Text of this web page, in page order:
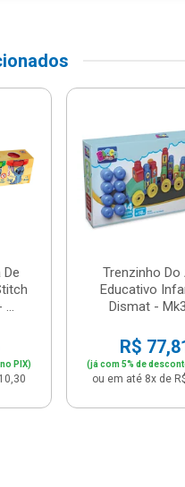
...
PIX)
Trenzinho Do
Educativo
Dismat -
R$
(já com 5% de
ou em até 8x de